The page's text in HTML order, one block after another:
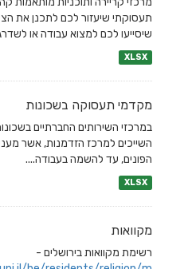
תעסוקתי שיעזור לכם לתכנן את
שיסייעו לכם למצוא עבודה או
XLSX
מקדמי תעסוקה בשכונות
במרכזי השירותים החברתיים
השייכים למרכז הזדמנות, אשר
הפונים, עד להשמה בעבודה....
XLSX
מקוואות
רשימת מקוואות בירושלים -